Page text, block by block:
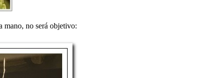
mano, no será objetivo: